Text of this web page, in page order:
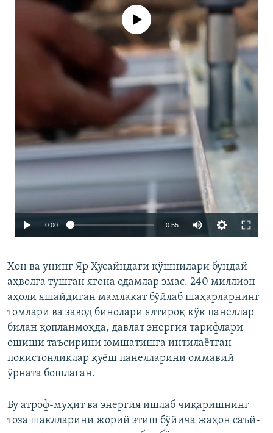
360p
Айни дамда медиа-манба мавжуд
эмас
0:00 0:55
360p
480p
1080p
Хон ва унинг Яр Ҳусайндаги қўшнилари бундай
аҳволга тушган ягона одамлар эмас. 240 миллион
аҳоли яшайдиган мамлакат бўйлаб шаҳарларнинг
томлари ва завод бинолари ялтироқ кўк панеллар
билан қопланмоқда, давлат энергия тарифлари
ошиши таъсирини юмшатишга интилаётган
покистонликлар қуёш панелларини оммавий
ўрната бошлаган.
Бу атроф-муҳит ва энергия ишлаб чиқаришнинг
тоза шаклларини жорий этиш бўйича жаҳон саъй-